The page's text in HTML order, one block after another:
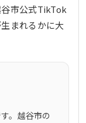
市公式TikTok
まれるかに大
。越谷市の